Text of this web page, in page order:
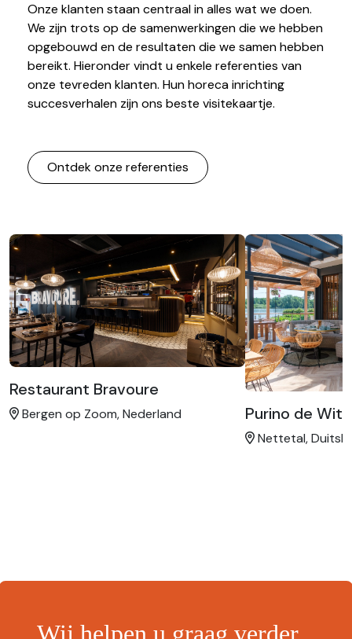
Onze klanten staan centraal in alles wat we doen.
We zijn trots op de samenwerkingen die we hebben
opgebouwd en de resultaten die we samen hebben
bereikt. Hieronder vindt u enkele referenties van
onze tevreden klanten. Hun horeca inrichting
succesverhalen zijn ons beste visitekaartje.
Ontdek onze referenties
Restaurant Bravoure
Bergen op Zoom, Nederland Purino de
Nettetal,